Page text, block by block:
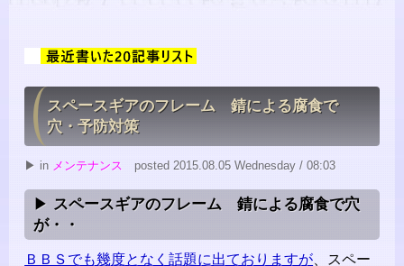
スペースギアのフレーム 錆による腐食で
穴・予防対策
▶ in メンテナンス posted 2015.08.05 Wednesday / 08:03
スペースギアのフレーム 錆による腐食で穴
が・・
ＢＢＳでも幾度となく話題に出ておりますが 、スペー